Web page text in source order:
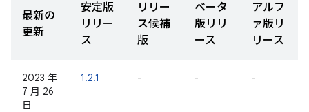
最新の
更新
安定版
リリー
ス
リリー
ス候補
版
ベータ
版リリ
ース
アルフ
ァ版リ
リース
2023 年
7 月 26
日
1.2.1 - - -